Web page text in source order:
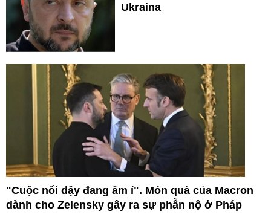
Ukraina
"Cuộc nổi dậy đang âm ỉ". Món quà của Macron
dành cho Zelensky gây ra sự phẫn nộ ở Pháp